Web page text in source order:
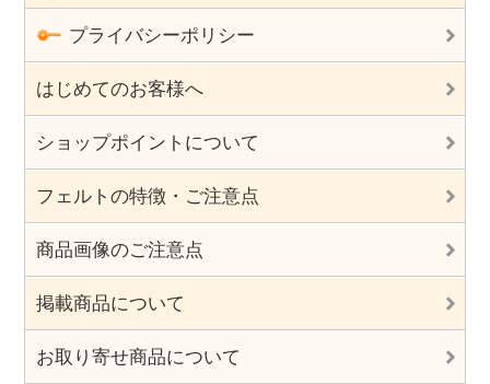
プライバシーポリシー
はじめてのお客様へ
ショップポイントについて
フェルトの特徴・ご注意点
商品画像のご注意点
掲載商品について
お取り寄せ商品について